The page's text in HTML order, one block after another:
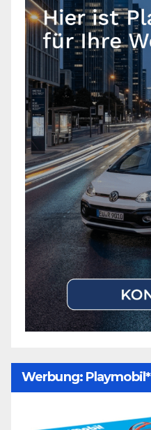
Werbung: Playmobil*